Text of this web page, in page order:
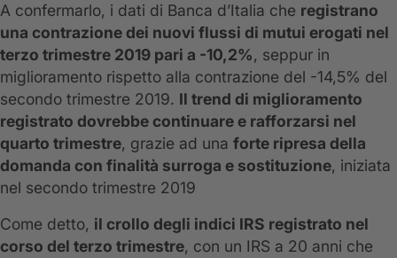
A confermarlo, i dati di Banca d’Italia che registrano
una contrazione dei nuovi flussi di mutui erogati nel
terzo trimestre 2019 pari a -10,2%, seppur in
miglioramento rispetto alla contrazione del -14,5% del
secondo trimestre 2019. Il trend di miglioramento
registrato dovrebbe continuare e rafforzarsi nel
quarto trimestre, grazie ad una forte ripresa della
domanda con finalità surroga e sostituzione, iniziata
nel secondo trimestre 2019
Come detto, il crollo degli indici IRS registrato nel
corso del terzo trimestre, con un IRS a 20 anni che